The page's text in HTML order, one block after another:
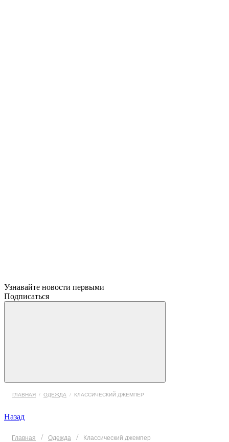
Узнавайте новости первыми
Подписаться
ГЛАВНАЯ / ОДЕЖДА / КЛАССИЧЕСКИЙ ДЖЕМПЕР
Назад
Главная / Одежда / Классический джемпер